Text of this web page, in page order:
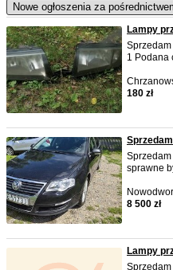
Nowe ogłoszenia za
Lampy
1 Podana
180 zł
Sprzedam
sprawne
8 500 zł
Lampy